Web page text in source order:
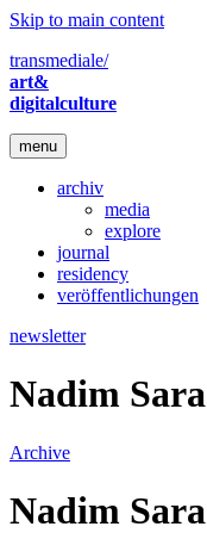
Skip to main content
transmediale/
art&
digitalculture
menu
archiv
media
explore
journal
residency
veröffentlichungen
newsletter
Nadim Sara
Archive
Nadim Sara